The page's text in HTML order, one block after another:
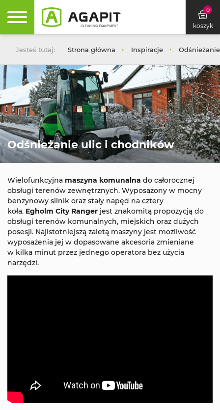
0
koszyk
Jesteś tutaj: Strona główna Inspiracje
Odśnieżanie ulic i chodników
Wielofunkcyjna maszyna komunalna do całorocznej
obsługi terenów zewnętrznych. Wyposażony w mocny
benzynowy silnik oraz stały napęd na cztery
koła. Egholm City Ranger jest znakomitą propozycją do
obsługi terenów komunalnych, miejskich oraz dużych
posesji. Najistotniejszą zaletą maszyny jest możliwość
wyposażenia jej w dopasowane akcesoria zmieniane
w kilka minut przez jednego operatora bez użycia
narzędzi.